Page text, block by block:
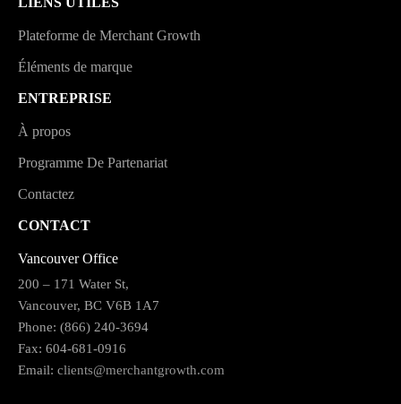
Plateforme de Merchant Growth
Éléments de marque
ENTREPRISE
À propos
Programme De Partenariat
Contactez
CONTACT
Vancouver Office
200 – 171 Water St,
Vancouver, BC V6B 1A7
Phone: (866) 240-3694
Fax: 604-681-0916
Email: clients@merchantgrowth.com